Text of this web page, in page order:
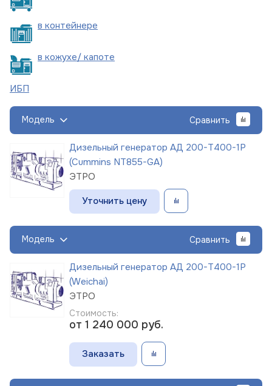
в контейнере
в кожухе/ капоте
ИБП
Модель Сравнить
Дизельный генератор АД 200-Т400-1Р
(Cummins NT855-GA)
ЭТРО
Уточнить цену
Модель Сравнить
Дизельный генератор АД 200-Т400-1Р
(Weichai)
ЭТРО
Стоимость:
от 1 240 000 руб.
Заказать